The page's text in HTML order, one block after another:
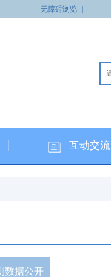
无障碍浏览
互动交流
数据公开